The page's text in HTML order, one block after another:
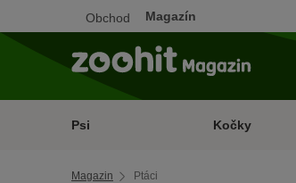
Obchod Magazín
Psi Kočky
Magazin Ptáci